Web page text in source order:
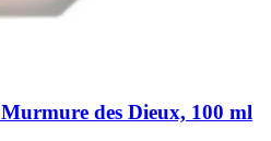
Murmure des Dieux, 100 ml